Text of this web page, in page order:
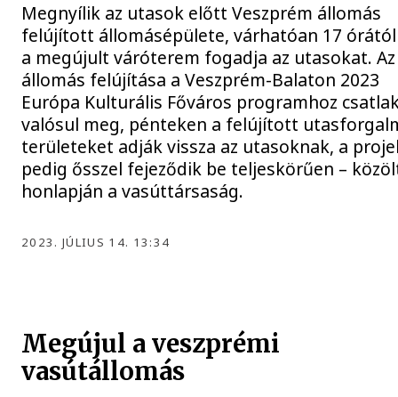
Megnyílik az utasok előtt Veszprém állomás
felújított állomásépülete, várhatóan 17
a megújult váróterem fogadja az utasokat. Az
állomás felújítása a Veszprém-Balaton 2023
Európa Kulturális Főváros programhoz
valósul meg, pénteken a felújított
területeket adják vissza az utasoknak, a
pedig ősszel fejeződik be teljeskörűen –
honlapján a vasúttársaság.
2023. JÚLIUS 14. 13:34
Megújul a veszprémi
vasútállomás